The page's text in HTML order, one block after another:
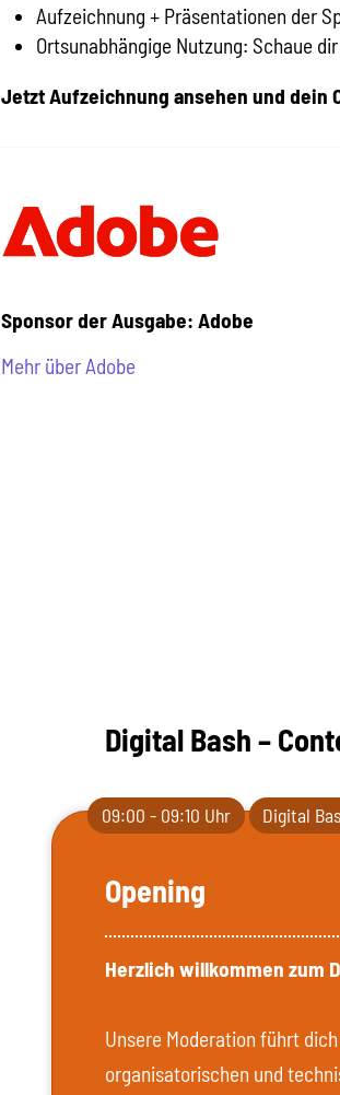
Aufzeichnung + Präsentationen der
Ortsunabhängige Nutzung: Schaue
Jetzt Aufzeichnung ansehen und dein
Sponsor der Ausgabe: Adobe
Mehr über Adobe
Digital Bash –
09:00 - 09:10 Uhr Digital
Opening
Herzlich willkommen zum
Unsere Moderation führt
organisatorischen und